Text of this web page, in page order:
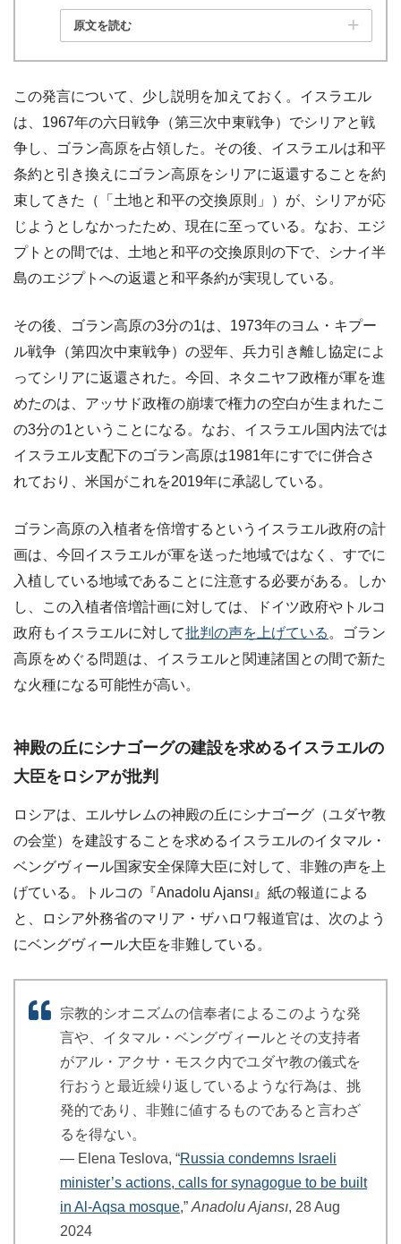
原文を読む
この発言について、少し説明を加えておく。イスラエル
は、1967年の六日戦争（第三次中東戦争）でシリアと戦
争し、ゴラン高原を占領した。その後、イスラエルは和平
条約と引き換えにゴラン高原をシリアに返還することを約
束してきた（「土地と和平の交換原則」）が、シリアが応
じようとしなかったため、現在に至っている。なお、エジ
プトとの間では、土地と和平の交換原則の下で、シナイ半
島のエジプトへの返還と和平条約が実現している。
その後、ゴラン高原の3分の1は、1973年のヨム・キプー
ル戦争（第四次中東戦争）の翌年、兵力引き離し協定によ
ってシリアに返還された。今回、ネタニヤフ政権が軍を進
めたのは、アッサド政権の崩壊で権力の空白が生まれたこ
の3分の1ということになる。なお、イスラエル国内法では
イスラエル支配下のゴラン高原は1981年にすでに併合さ
れており、米国がこれを2019年に承認している。
ゴラン高原の入植者を倍増するというイスラエル政府の計
画は、今回イスラエルが軍を送った地域ではなく、すでに
入植している地域であることに注意する必要がある。しか
し、この入植者倍増計画に対しては、ドイツ政府やトルコ
政府もイスラエルに対して批判の声を上げている 。ゴラン
高原をめぐる問題は、イスラエルと関連諸国との間で新た
な火種になる可能性が高い。
神殿の丘にシナゴーグの建設を求めるイスラエルの
大臣をロシアが批判
ロシアは、エルサレムの神殿の丘にシナゴーグ（ユダヤ教
の会堂）を建設することを求めるイスラエルのイタマル・
ベングヴィール国家安全保障大臣に対して、非難の声を上
げている。トルコの『Anadolu Ajansı』紙の報道による
と、ロシア外務省のマリア・ザハロワ報道官は、次のよう
にベングヴィール大臣を非難している。
宗教的シオニズムの信奉者によるこのような発
言や、イタマル・ベングヴィールとその支持者
がアル・アクサ・モスク内でユダヤ教の儀式を
行おうと最近繰り返しているような行為は、挑
発的であり、非難に値するものであると言わざ
るを得ない。
― Elena Teslova, “Russia condemns Israeli
minister’s actions, calls for synagogue to be built
in Al-Aqsa mosque,” Anadolu Ajansı, 28 Aug
2024